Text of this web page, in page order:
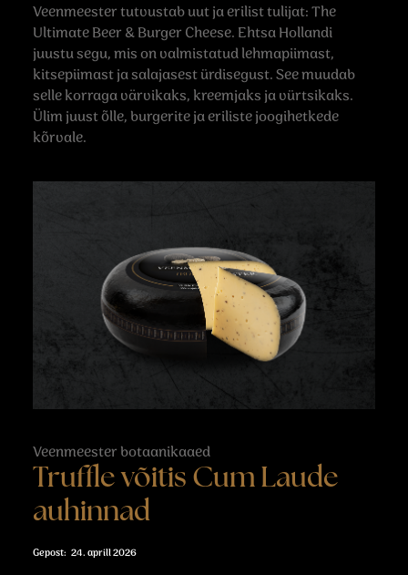
Veenmeester tutvustab uut ja erilist tulijat: The
Ultimate Beer & Burger Cheese. Ehtsa Hollandi
juustu segu, mis on valmistatud lehmapiimast,
kitsepiimast ja salajasest ürdisegust. See muudab
selle korraga värvikaks, kreemjaks ja vürtsikaks.
Ülim juust õlle, burgerite ja eriliste joogihetkede
kõrvale.
Veenmeester botaanikaaed
Truffle võitis Cum Laude
auhinnad
24. aprill 2026